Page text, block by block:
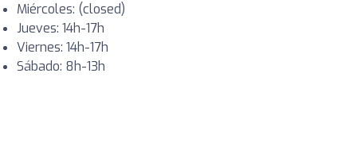
Miércoles: (closed)
Jueves: 14h-17h
Viernes: 14h-17h
Sábado: 8h-13h